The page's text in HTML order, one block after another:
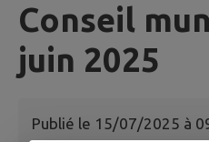
Conseil
juin 2025
Publié le 15/07/2025 à